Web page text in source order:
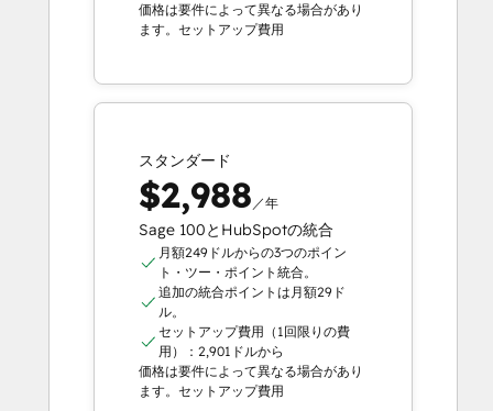
価格は要件によって異なる場合があり
ます。セットアップ費用
スタンダード
$2,988 ／年
Sage 100とHubSpotの統合
月額249ドルからの3つのポイン
ト・ツー・ポイント統合。
追加の統合ポイントは月額29ド
ル。
セットアップ費用（1回限りの費
用）：2,901ドルから
価格は要件によって異なる場合があり
ます。セットアップ費用